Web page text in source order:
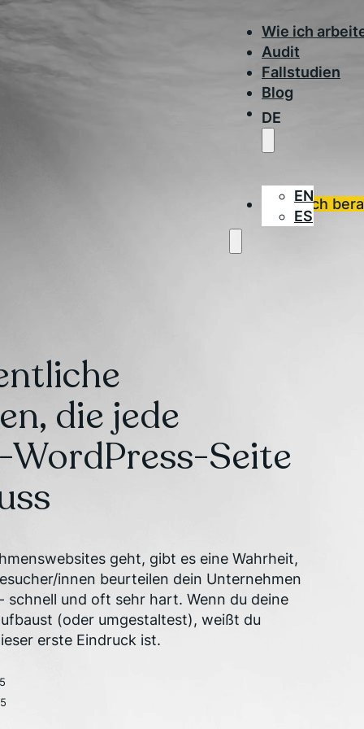
Wie ich
Audit
Fallstudien
Blog
DE
EN
ES
Lass dich
die jede
WordPress-Seite
geht, gibt es eine Wahrheit,
innen beurteilen dein Unternehmen
schnell und oft sehr hart. Wenn du deine
(oder umgestaltest), weißt du
erste Eindruck ist.